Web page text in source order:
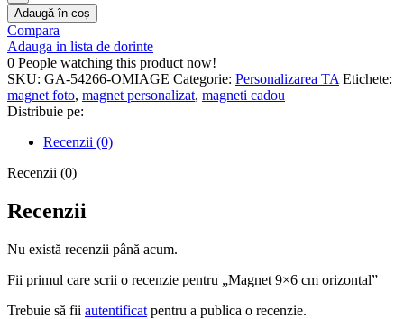
Adaugă în coș
Compara
Adauga in lista de dorinte
0 People watching this product now!
SKU: GA-54266-OMIAGE Categorie: Personalizarea TA Etichete:
magnet foto, magnet personalizat, magneti cadou
Distribuie pe:
Recenzii (0)
Recenzii (0)
Recenzii
Nu există recenzii până acum.
Fii primul care scrii o recenzie pentru „Magnet 9×6 cm orizontal”
Trebuie să fii autentificat pentru a publica o recenzie.